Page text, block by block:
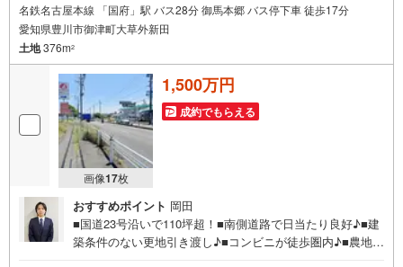
名鉄名古屋本線 「国府」駅 バス28分 御馬本郷 バス停下車 徒歩17分
愛知県豊川市御津町大草外新田
土地376m2
画像17枚
1,500万円
成約でもらえる
おすすめポイント 岡田
■国道23号沿いで110坪超！■南側道路で日当たり良好♪■建
築条件のない更地引き渡し♪■コンビニが徒歩圏内♪■農地転